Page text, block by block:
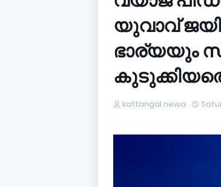
യുവാവ്
ഭാര്യയും
kattangal newa